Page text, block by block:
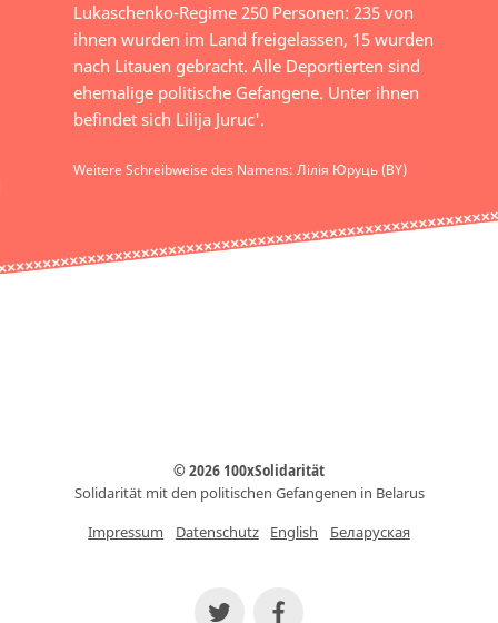
Lukaschenko-Regime 250 Personen: 235 von
ihnen wurden im Land freigelassen, 15 wurden
nach Litauen gebracht. Alle Deportierten sind
ehemalige politische Gefangene. Unter ihnen
befindet sich Lilija Juruc'.
Weitere Schreibweise des Namens: Лілія Юруць (BY)
© 2026 100xSolidarität
Solidarität mit den politischen Gefangenen in Belarus
Impressum
Datenschutz English Беларуская